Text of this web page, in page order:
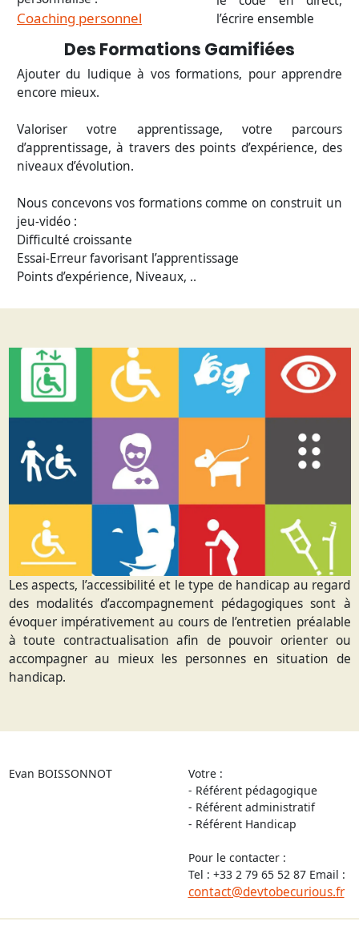
Coaching personnel
l’écrire ensemble
Des Formations Gamifiées
Ajouter du ludique à vos formations, pour apprendre
encore mieux.
Valoriser votre apprentissage, votre parcours
d’apprentissage, à travers des points d’expérience, des
niveaux d’évolution.
Nous concevons vos formations comme on construit un
jeu-vidéo :
Difficulté croissante
Essai-Erreur favorisant l’apprentissage
Points d’expérience, Niveaux, ..
Les aspects, l’accessibilité et le type de handicap au regard
des modalités d’accompagnement pédagogiques sont à
évoquer impérativement au cours de l’entretien préalable
à toute contractualisation afin de pouvoir orienter ou
accompagner au mieux les personnes en situation de
handicap.
Evan BOISSONNOT
Votre :
- Référent pédagogique
- Référent administratif
- Référent Handicap
Pour le contacter :
Tel : +33 2 79 65 52 87 Email :
contact@devtobecurious.fr